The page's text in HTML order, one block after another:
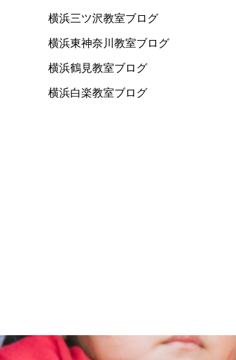
横浜三ツ沢教室ブログ
横浜東神奈川教室ブログ
横浜鶴見教室ブログ
横浜白楽教室ブログ